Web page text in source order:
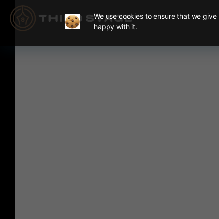
We use cookies to ensure that we
happy with it.